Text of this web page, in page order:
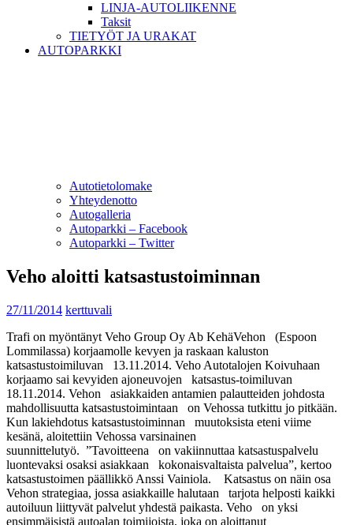
LINJA-AUTOLIIKENNE
Taksit
TIETYÖT JA URAKAT
AUTOPARKKI
Autotietolomake
Yhteydenotto
Autogalleria
Autoparkki – Facebook
Autoparkki – Twitter
Veho aloitti katsastustoiminnan
27/11/2014 kerttuvali
Trafi on myöntänyt Veho Group Oy Ab KehäVehon (Espoon
Lommilassa) korjaamolle kevyen ja raskaan kaluston
katsastustoimiluvan 13.11.2014. Veho Autotalojen Koivuhaan
korjaamo sai kevyiden ajoneuvojen katsastus-toimiluvan
18.11.2014. Vehon asiakkaiden antamien palautteiden johdosta
mahdollisuutta katsastustoimintaan on Vehossa tutkittu jo pitkään.
Kun lakiehdotus katsastustoiminnan muutoksista eteni viime
kesänä, aloitettiin Vehossa varsinainen
suunnittelutyö. ”Tavoitteena on vakiinnuttaa katsastuspalvelu
luontevaksi osaksi asiakkaan kokonaisvaltaista palvelua”, kertoo
katsastustoimen päällikkö Anssi Vainiola. Katsastus on näin osa
Vehon strategiaa, jossa asiakkaille halutaan tarjota helposti kaikki
autoiluun liittyvät palvelut yhdestä paikasta. Veho on yksi
ensimmäisistä autoalan toimijoista, joka on aloittanut